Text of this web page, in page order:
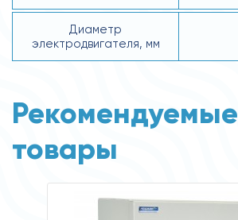
Диаметр
электродвигателя, мм
Рекомендуемые
товары